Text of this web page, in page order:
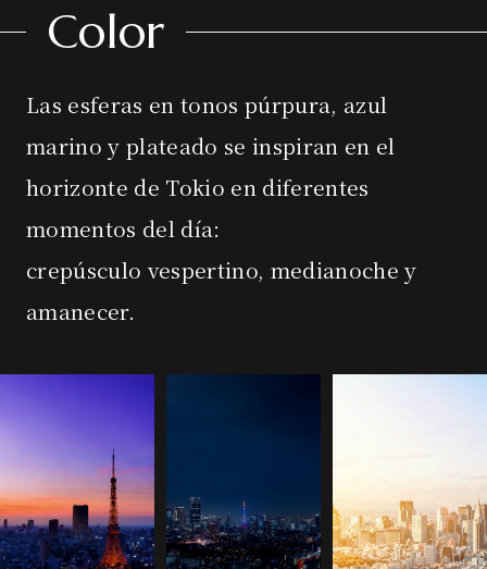
Color
Las esferas en tonos púrpura, azul
marino y plateado se inspiran en el
horizonte de Tokio en diferentes
momentos del día:
crepúsculo vespertino, medianoche y
amanecer.